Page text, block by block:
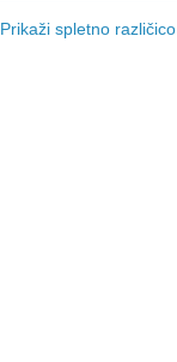
Prikaži spletno različico